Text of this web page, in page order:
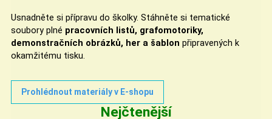
Usnadněte si přípravu do školky. Stáhněte si tematické
soubory plné pracovních listů, grafomotoriky,
demonstračních obrázků, her a šablon připravených k
okamžitému tisku.
Prohlédnout materiály v E-shopu
Nejčtenější